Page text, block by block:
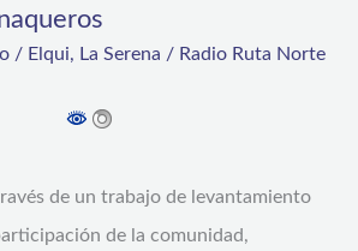
/ Elqui, La Serena / Radio Ruta Norte
de un trabajo de levantamiento
de la comunidad,